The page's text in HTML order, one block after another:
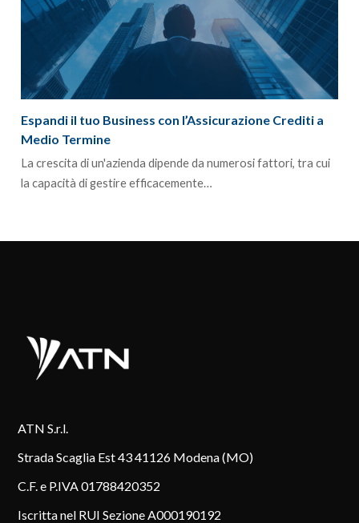
Espandi il tuo Business con l’Assicurazione Crediti a
Medio Termine
La crescita di un'azienda dipende da numerosi fattori, tra cui
la capacità di gestire efficacemente…
ATN S.r.l.
Strada Scaglia Est 43 41126 Modena (MO)
C.F. e P.IVA 01788420352
Iscritta nel RUI Sezione A000190192